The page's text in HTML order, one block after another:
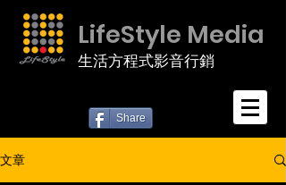
LifeStyle Media
生活方程式影音行銷
Share
文章